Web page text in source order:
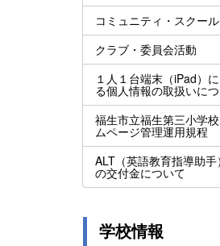
コミュニティ・スクール
クラブ・委員会活動
１人１台端末（iPad）
る個人情報の取扱いに
福生市立福生第三小学
ムページ管理運用規程
ALT（英語教育指導助手
の交付金について
学校情報